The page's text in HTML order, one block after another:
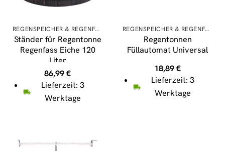
REGENSPEICHER & REGENFÄSSER
Ständer für Regentonne
Regenfass Eiche 120
Liter
86,99€
Lieferzeit: 3
Werktage
REGENSPEICHER & REGENFÄSSER
Regentonnen
Füllautomat Universal
18,89€
Lieferzeit: 3
Werktage